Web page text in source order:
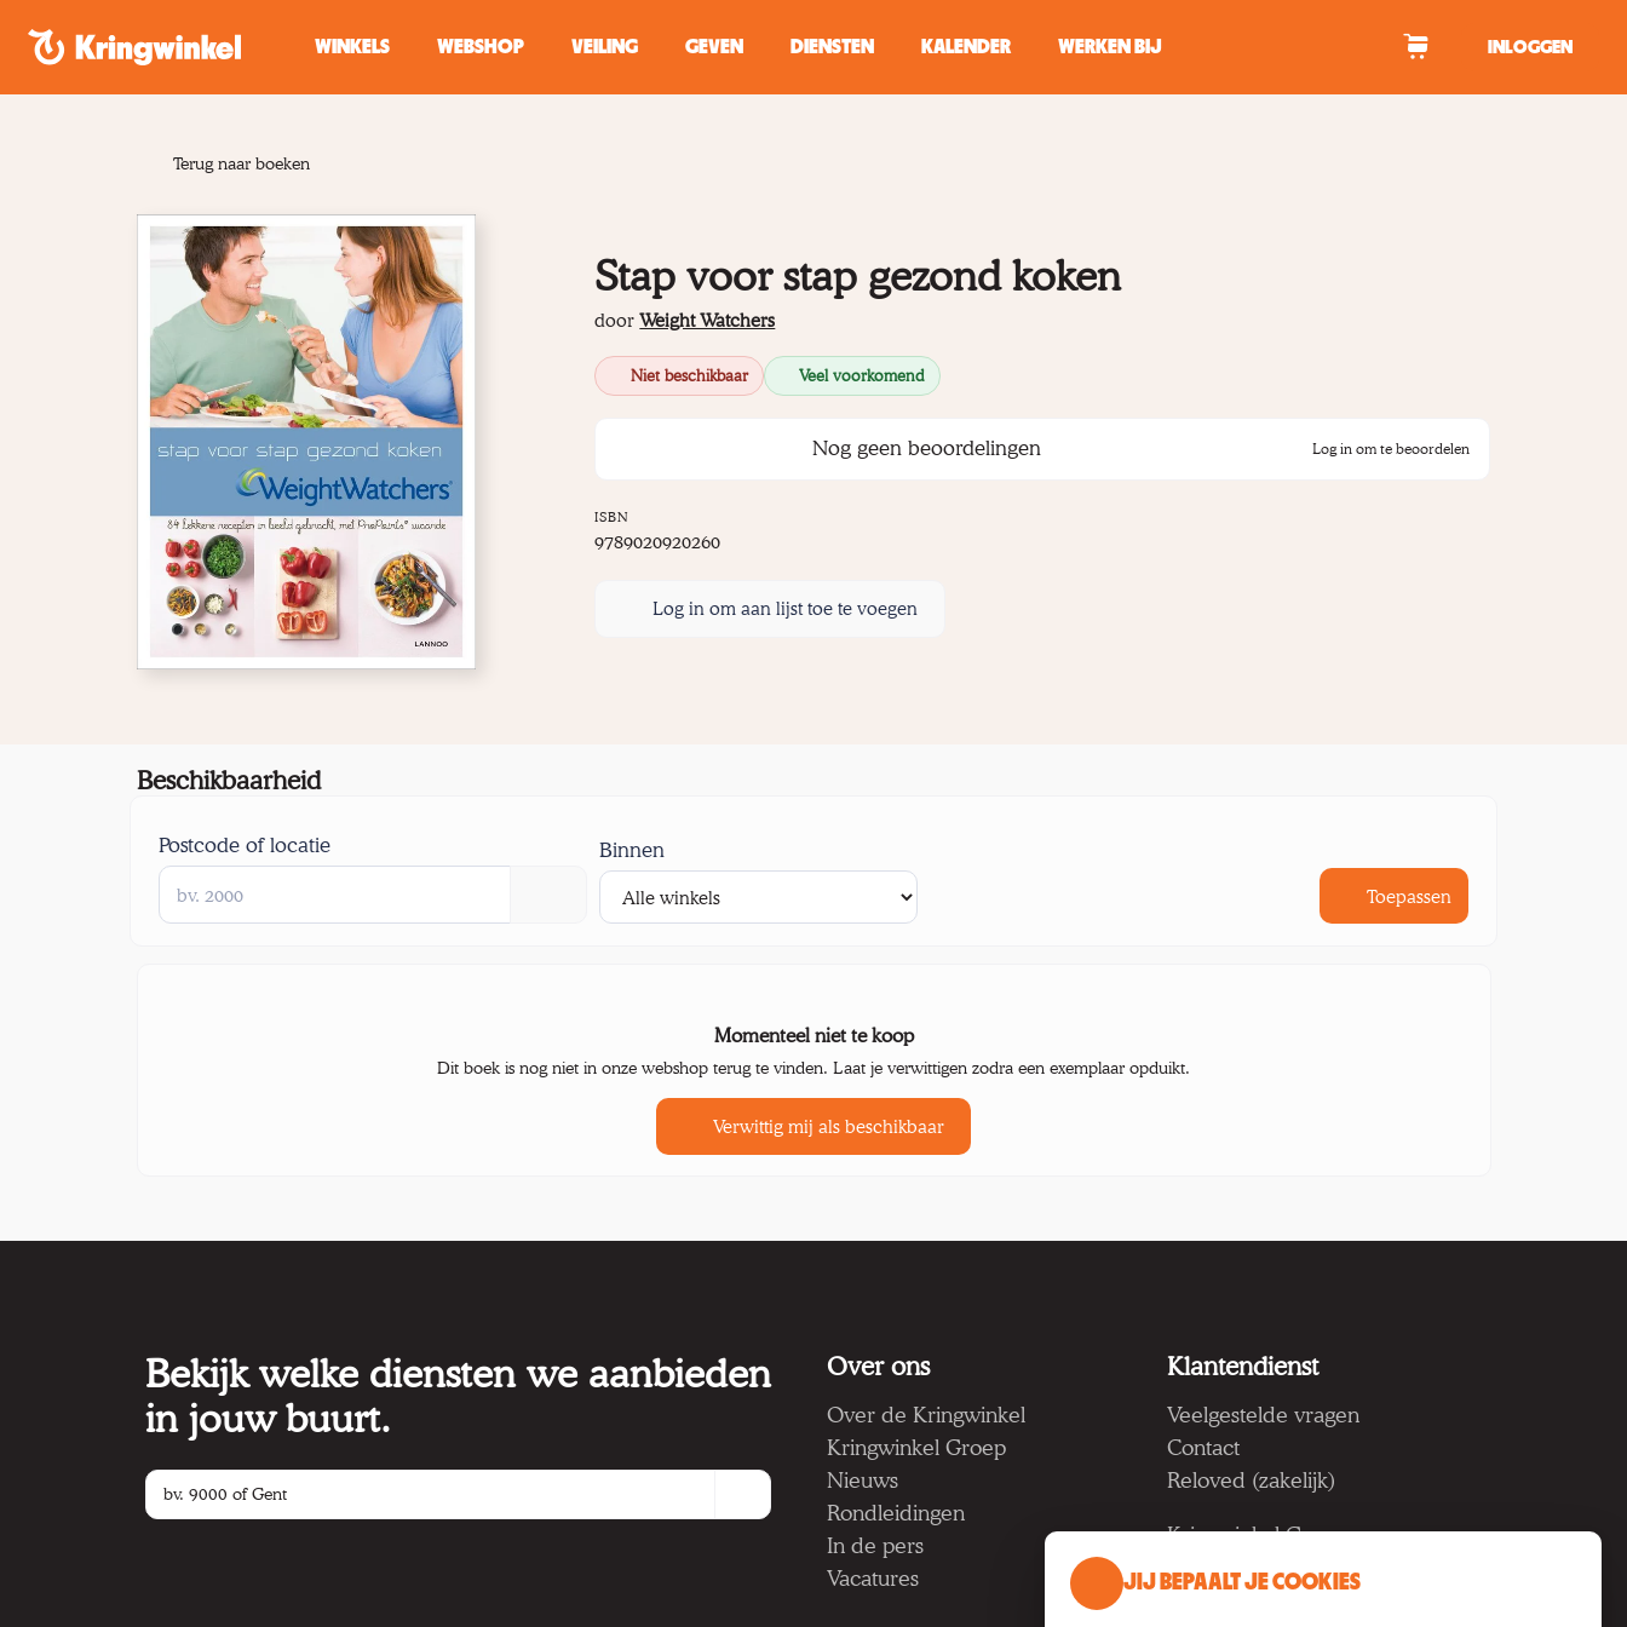
WINKELS
WEBSHOP VEILING GEVEN DIENSTEN KALENDER WERKEN BIJ
Typ minstens 2 tekens om te zoeken.
INLOGGEN
Terug naar boeken
Stap voor stap gezond koken
doorWeight Watchers
Niet beschikbaar Veel voorkomend
Nog geen beoordelingen Log in om te beoordelen
ISBN
9789020920260
Log in om aan lijst toe te voegen
Beschikbaarheid
Postcode of locatie Binnen
Toepassen
Momenteel niet te koop
Dit boek is nog niet in onze webshop terug te vinden. Laat je verwittigen zodra een exemplaar opduikt.
Verwittig mij als beschikbaar
Bekijk welke diensten we aanbieden
in jouw buurt.
Over ons
Over de Kringwinkel
Kringwinkel Groep
Nieuws
Rondleidingen
In de pers
Vacatures
Klantendienst
Veelgestelde vragen
Contact
Reloved (zakelijk)
Kringwinkel Groep vzw
Koning Albertlaan 124, 9000
JIJ BEPAALT JE COOKIES